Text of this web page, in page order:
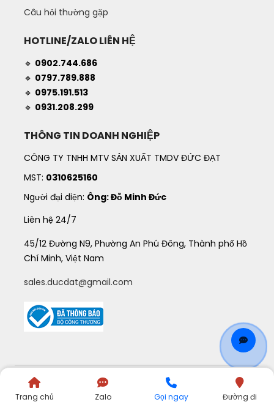
Câu hỏi thường gặp
HOTLINE/ZALO LIÊN HỆ
🔹 0902.744.686
🔹 0797.789.888
🔹 0975.191.513
🔹 0931.208.299
THÔNG TIN DOANH NGHIỆP
CÔNG TY TNHH MTV SẢN XUẤT TMDV ĐỨC ĐẠT
MST: 0310625160
Người đại diện: Ông: Đỗ Minh Đức
Liên hệ 24/7
45/12 Đường N9, Phường An Phú Đông, Thành phố Hồ
Chí Minh, Việt Nam
sales.ducdat@gmail.com
© QUATANGDUCDAT . All Rights Reserved.
Trang chủ Zalo Gọi ngay Đường đi